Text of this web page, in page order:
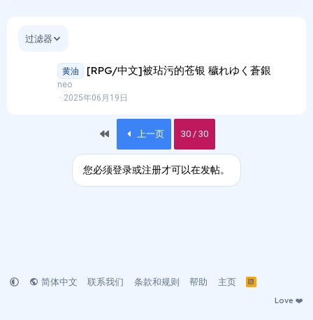
过滤器
黄油 [RPG/中文]被玷污的苍银 穢れゆく蒼銀
neo
2025年06月19日
首个 上一页 30 / 30
您必须登录或注册才可以在发帖。
简体中文 联系我们 条款和规则 帮助 主页
R
S
Love ❤️